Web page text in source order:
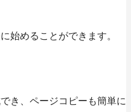
始めることができます。
き、ページコピーも簡単に